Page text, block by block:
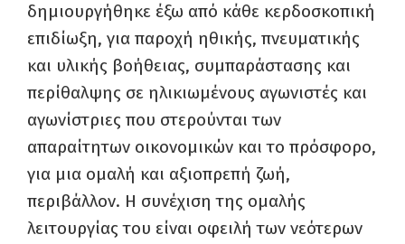
δημιουργήθηκε έξω από κάθε κερδοσκοπική
επιδίωξη, για παροχή ηθικής, πνευματικής
και υλικής βοήθειας, συμπαράστασης και
περίθαλψης σε ηλικιωμένους αγωνιστές και
αγωνίστριες που στερούνται των
απαραίτητων οικονομικών και το πρόσφορο,
για μια ομαλή και αξιοπρεπή ζωή,
περιβάλλον. Η συνέχιση της ομαλής
λειτουργίας του είναι οφειλή των νεότερων